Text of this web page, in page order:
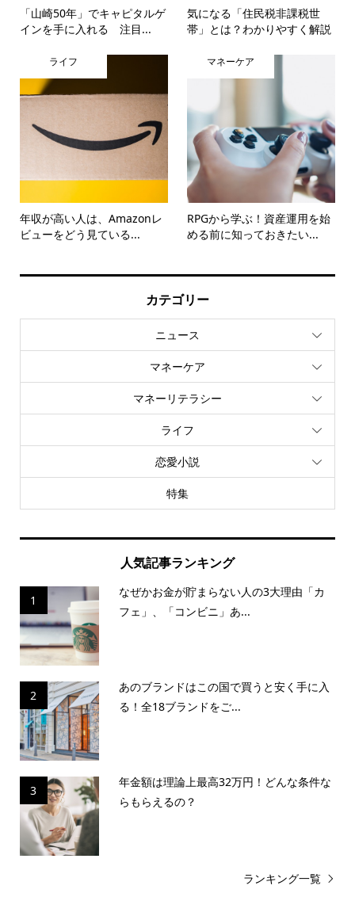
「山崎50年」でキャピタルゲ
インを手に入れる 注目...
気になる「住民税非課税世
帯」とは？わかりやすく解説
ライフ
年収が高い人は、Amazonレ
ビューをどう見ている...
マネーケア
RPGから学ぶ！資産運用を始
める前に知っておきたい...
カテゴリー
ニュース
マネーケア
マネーリテラシー
ライフ
恋愛小説
特集
人気記事ランキング
1
なぜかお金が貯まらない人の3大理由「カ
フェ」、「コンビニ」あ...
2
あのブランドはこの国で買うと安く手に入
る！全18ブランドをご...
3
年金額は理論上最高32万円！どんな条件な
らもらえるの？
ランキング一覧